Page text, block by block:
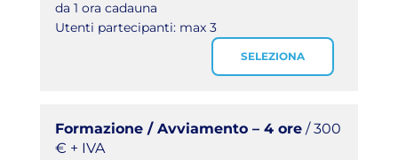
da 1 ora cadauna
Utenti partecipanti: max 3
SELEZIONA
Formazione / Avviamento – 4 ore / 300
€ + IVA